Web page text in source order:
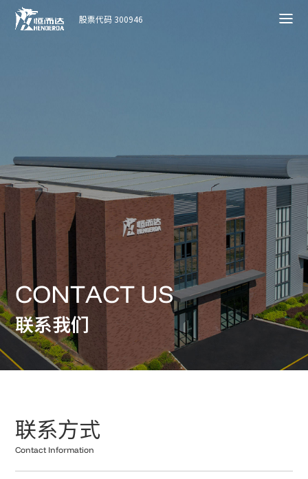
股票代码 300946
联系我们
CONTACT US
联系方式
Contact Information